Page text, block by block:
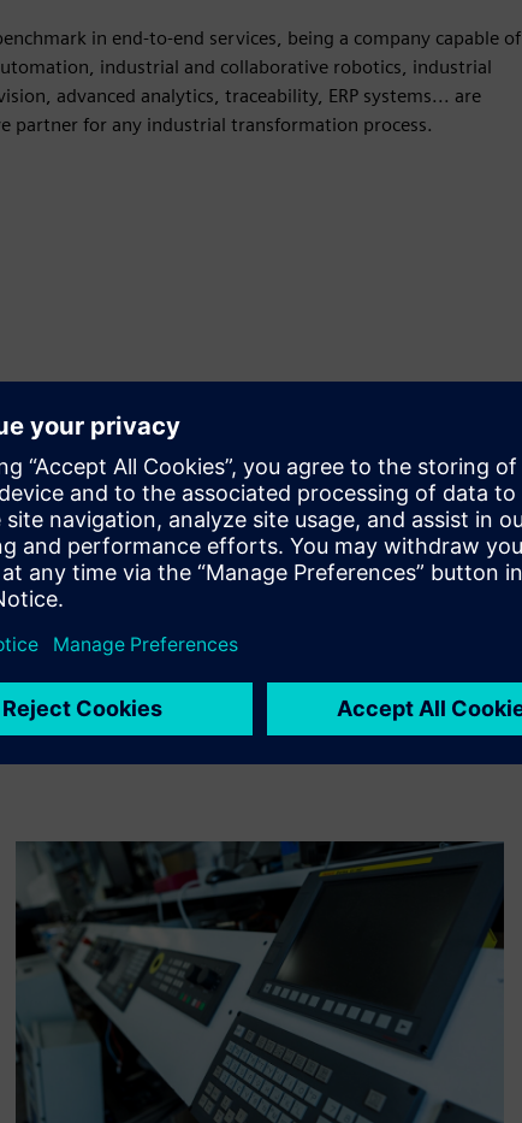
in end-to-end services, being a company capable of
industrial and collaborative robotics, industrial
advanced analytics, traceability, ERP systems... are
partner for any industrial transformation process.